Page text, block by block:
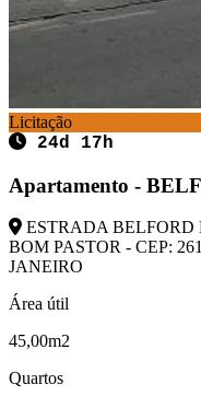
Licitação
24d 17h
Apartamento -
ESTRADA BELFORD
BOM PASTOR - CEP:
JANEIRO
Área útil
45,00m2
Quartos